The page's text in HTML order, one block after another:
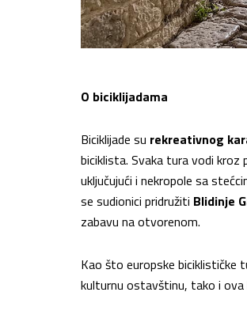
O biciklijadama
Biciklijade su rekreativnog
biciklista. Svaka tura vodi
uključujući i nekropole sa
se sudionici pridružiti Blidinje
zabavu na otvorenom.
Kao što europske biciklističke
kulturnu ostavštinu, tako i ova